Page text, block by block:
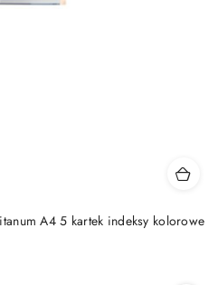
A4 5 kartek indeksy kolorowe